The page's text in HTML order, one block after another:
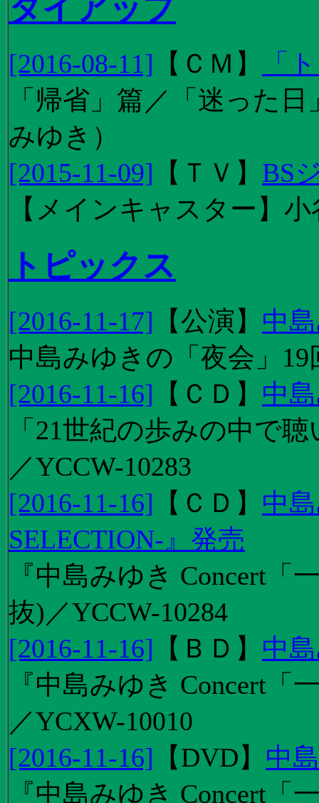
タイアップ
[2016-08-11] 【 ＣＭ 】
「
「帰省」篇／「迷った
みゆき）
[2015-11-09] 【 ＴＶ 】 BS
【メインキャスター】
トピックス
[2016-11-17] 【公演 】 中
中島みゆきの「夜会」
[2016-11-16] 【 ＣＤ 】 中
「21世紀の歩みの中で
／YCCW-10283
[2016-11-16] 【 ＣＤ 】 中
SELECTION-』発売
『中島みゆき Concert
抜)／YCCW-10284
[2016-11-16] 【 ＢＤ 】 中
『中島みゆき Concert
／YCXW-10010
[2016-11-16] 【DVD】 中
『中島みゆき Concert